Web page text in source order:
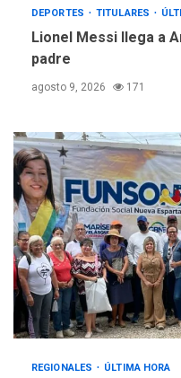
DEPORTES TITULARES
Lionel Messi llega a
padre
agosto 9, 2026 171
REGIONALES ÚLTIMA HORA